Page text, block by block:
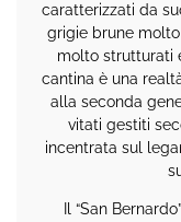
caratterizzati da
grigie brune
molto strutturati
cantina è una
alla seconda
vitati gestiti
incentrata sul
Il “San